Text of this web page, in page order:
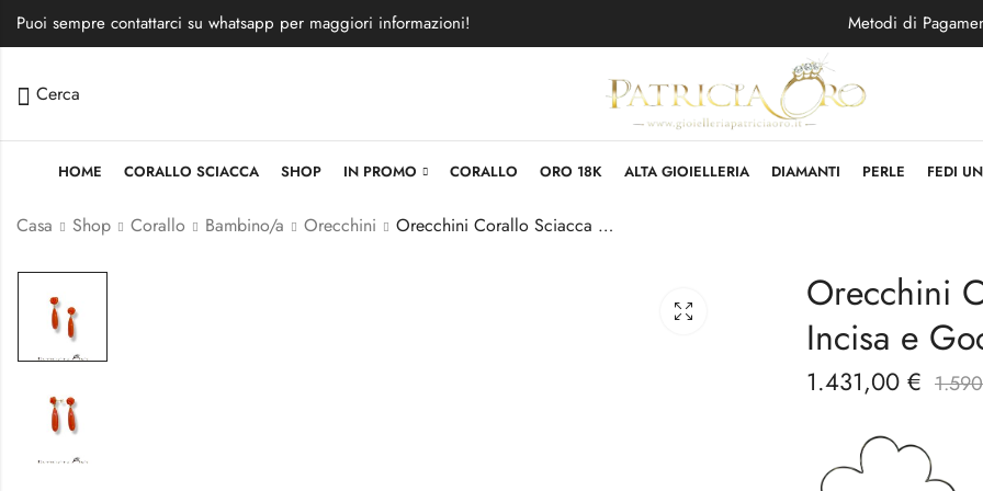
Puoi sempre contattarci su whatsapp per maggiori informazioni! Metodi di
Cerca
HOME CORALLO SCIACCA SHOP IN PROMO CORALLO ORO 18K ALTA GIOIELLERIA DIAMANTI PERLE FEDI
Casa Shop Corallo Bambino/a Orecchini Orecchini Corallo Sciacca Rose con Rosa Incisa e Goccia Oro 750
Orecchini
Incisa e
1.431,00 €